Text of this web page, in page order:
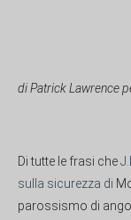
di Patrick Lawrence
Di tutte le frasi che
sulla sicurezza di
parossismo di